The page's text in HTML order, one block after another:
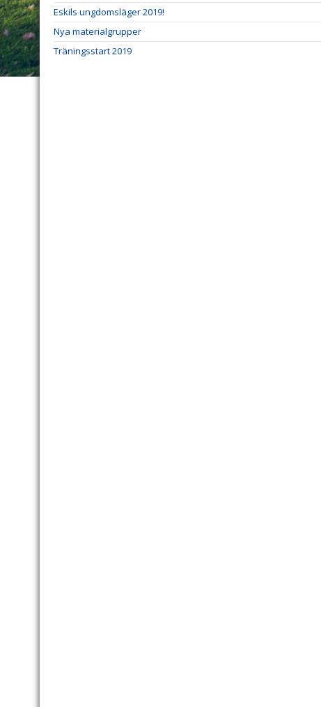
Eskils ungdomsläger 2019!
Nya materialgrupper
Träningsstart 2019